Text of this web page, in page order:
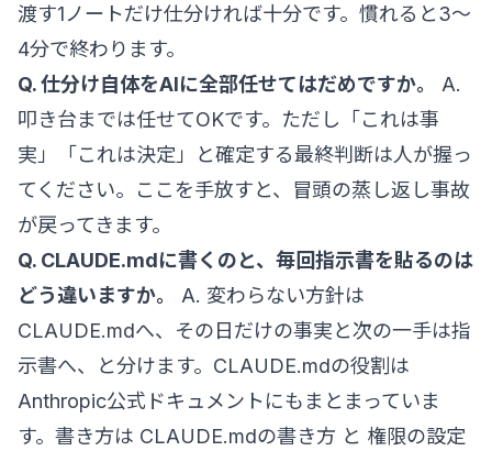
渡す1ノートだけ仕分ければ十分です。慣れると3〜
4分で終わります。
Q. 仕分け自体をAIに全部任せてはだめですか。
A.
叩き台までは任せてOKです。ただし「これは事
実」「これは決定」と確定する最終判断は人が握っ
てください。ここを手放すと、冒頭の蒸し返し事故
が戻ってきます。
Q. CLAUDE.mdに書くのと、毎回指示書を貼るのは
どう違いますか。
A. 変わらない方針は
CLAUDE.mdへ、その日だけの事実と次の一手は指
示書へ、と分けます。CLAUDE.mdの役割は
Anthropic公式ドキュメント にもまとまっていま
す。書き方は CLAUDE.mdの書き方 と 権限の設定